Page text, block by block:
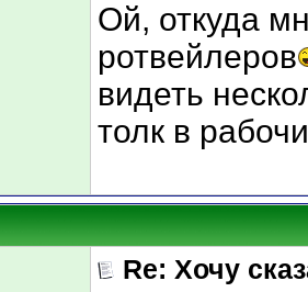
Ой, откуда
ротвейлеров
видеть
толк в
Re: Хочу